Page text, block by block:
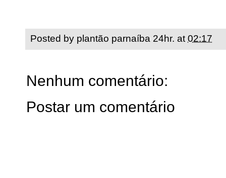
Posted by plantão parnaíba 24hr. at 02:17
Nenhum comentário:
Postar um comentário